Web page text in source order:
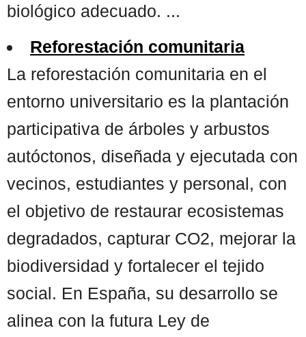
biológico adecuado. ...
Reforestación comunitaria
La reforestación comunitaria en el
entorno universitario es la plantación
participativa de árboles y arbustos
autóctonos, diseñada y ejecutada con
vecinos, estudiantes y personal, con
el objetivo de restaurar ecosistemas
degradados, capturar CO2, mejorar la
biodiversidad y fortalecer el tejido
social. En España, su desarrollo se
alinea con la futura Ley de